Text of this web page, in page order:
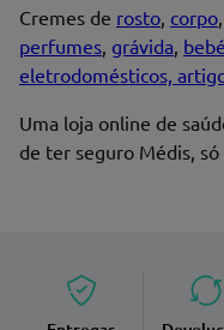
Cremes de rosto, corpo,
perfumes, grávida, bebé
eletrodomésticos,
Uma loja online de
de ter seguro Médis, só